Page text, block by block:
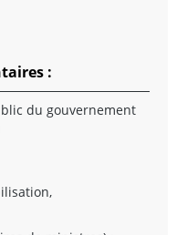
:
du gouvernement